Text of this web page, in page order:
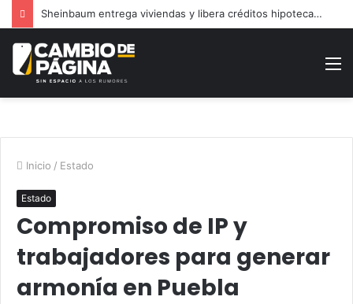
Sheinbaum entrega viviendas y libera créditos hipotecarios en Puebla
Inicio / Estado
Estado
Compromiso de IP y
trabajadores para generar
armonía en Puebla